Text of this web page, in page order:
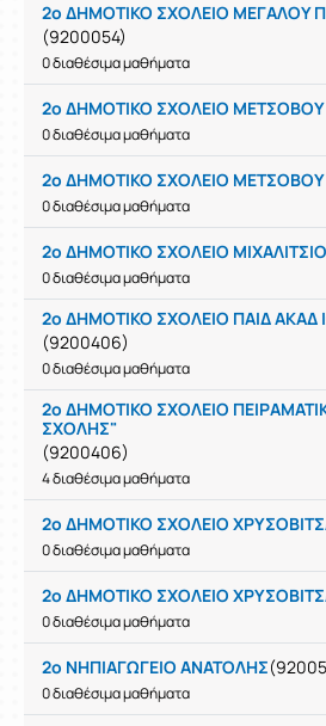
2ο ΔΗΜΟΤΙΚΟ ΣΧΟΛΕΙΟ ΜΕΓΑΛΟΥ
(9200054)
0 διαθέσιμα μαθήματα
2ο ΔΗΜΟΤΙΚΟ ΣΧΟΛΕΙΟ ΜΕΤΣΟΒΟΥ
0 διαθέσιμα μαθήματα
2ο ΔΗΜΟΤΙΚΟ ΣΧΟΛΕΙΟ ΜΕΤΣΟΒΟΥ
0 διαθέσιμα μαθήματα
2ο ΔΗΜΟΤΙΚΟ ΣΧΟΛΕΙΟ
0 διαθέσιμα μαθήματα
2ο ΔΗΜΟΤΙΚΟ ΣΧΟΛΕΙΟ ΠΑΙΔ ΑΚΑΔ
(9200406)
0 διαθέσιμα μαθήματα
2ο ΔΗΜΟΤΙΚΟ ΣΧΟΛΕΙΟ
ΣΧΟΛΗΣ"
(9200406)
4 διαθέσιμα μαθήματα
2ο ΔΗΜΟΤΙΚΟ ΣΧΟΛΕΙΟ
0 διαθέσιμα μαθήματα
2ο ΔΗΜΟΤΙΚΟ ΣΧΟΛΕΙΟ
0 διαθέσιμα μαθήματα
2ο ΝΗΠΙΑΓΩΓΕΙΟ ΑΝΑΤΟΛΗΣ
0 διαθέσιμα μαθήματα